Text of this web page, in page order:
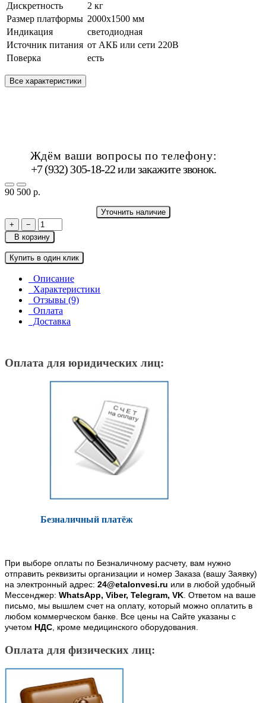
Дискретность
2 кг
Размер платформы 2000х1500 мм
Индикация
светодиодная
Источник питания от АКБ или сети 220В
Поверка
есть
Все характеристики
Ждём ваши вопросы по телефону:
+7 (932) 305-18-22 илизакажите звонок.
90 500 р.
Уточнить наличие
+
−
В корзину
Купить в один клик
Описание
Характеристики
Отзывы (9)
Оплата
Доставка
Оплата для юридических лиц:
Безналичный платёж
При выборе оплаты по Безналичному расчету, вам нужно
отправить реквизиты организации и номер Заказа (вашу Заявку)
на электронный адрес: 24@etalonvesi.ru или в любой удобный
Мессенджер: WhatsApp, Viber, Telegram, VK. Ответом на ваше
письмо, мы вышлем счет на оплату, который можно оплатить в
любом коммерческом банке. Все цены на Сайте указаны с
учетом НДС, кроме медицинского оборудования.
Оплата для физических лиц: